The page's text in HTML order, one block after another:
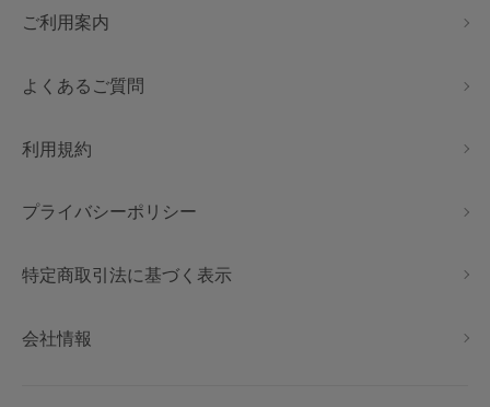
ご利用案内
よくあるご質問
利用規約
プライバシーポリシー
特定商取引法に基づく表示
会社情報